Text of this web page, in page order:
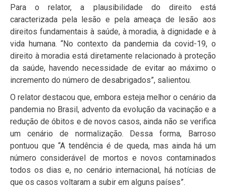
Para o relator, a plausibilidade do direito está
caracterizada pela lesão e pela ameaça de lesão aos
direitos fundamentais à saúde, à moradia, à dignidade e à
vida humana. “No contexto da pandemia da covid-19, o
direito à moradia está diretamente relacionado à proteção
da saúde, havendo necessidade de evitar ao máximo o
incremento do número de desabrigados”, salientou.
O relator destacou que, embora esteja melhor o cenário da
pandemia no Brasil, advento da evolução da vacinação e a
redução de óbitos e de novos casos, ainda não se verifica
um cenário de normalização. Dessa forma, Barroso
pontuou que “A tendência é de queda, mas ainda há um
número considerável de mortos e novos contaminados
todos os dias e, no cenário internacional, há notícias de
que os casos voltaram a subir em alguns países”.